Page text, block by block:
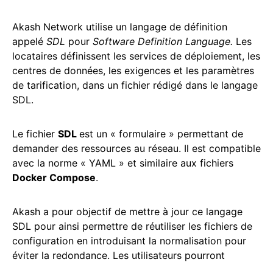
Akash Network utilise un langage de définition
appelé SDL pour Software Definition Language. Les
locataires définissent les services de déploiement, les
centres de données, les exigences et les paramètres
de tarification, dans un fichier rédigé dans le langage
SDL.
Le fichier SDL est un « formulaire » permettant de
demander des ressources au réseau. Il est compatible
avec la norme « YAML » et similaire aux fichiers
Docker Compose.
Akash a pour objectif de mettre à jour ce langage
SDL pour ainsi permettre de réutiliser les fichiers de
configuration en introduisant la normalisation pour
éviter la redondance. Les utilisateurs pourront